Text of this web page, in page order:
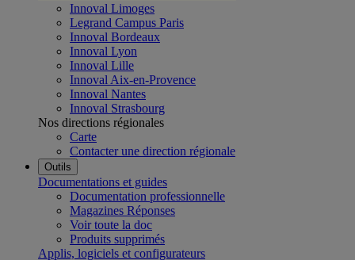
Innoval Limoges
Legrand Campus Paris
Innoval Bordeaux
Innoval Lyon
Innoval Lille
Innoval Aix-en-Provence
Innoval Nantes
Innoval Strasbourg
Nos directions régionales
Carte
Contacter une direction régionale
Outils
Documentations et guides
Documentation professionnelle
Magazines Réponses
Voir toute la doc
Produits supprimés
Applis, logiciels et configurateurs